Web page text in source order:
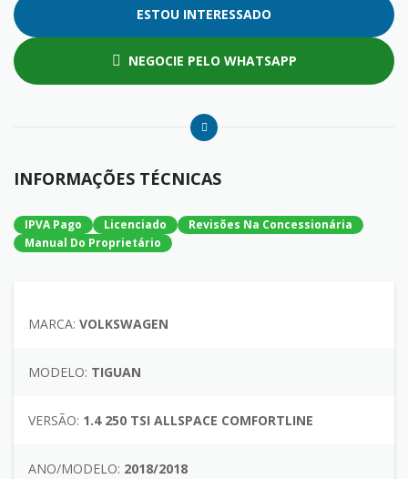
ESTOU INTERESSADO
NEGOCIE PELO WHATSAPP
INFORMAÇÕES TÉCNICAS
IPVA Pago Licenciado
Revisões Na Concessionária
Manual Do Proprietário
MARCA: VOLKSWAGEN
MODELO: TIGUAN
VERSÃO: 1.4 250 TSI ALLSPACE COMFORTLINE
ANO/MODELO: 2018/2018